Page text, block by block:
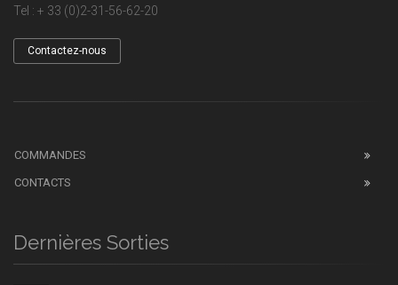
Tel : + 33 (0)2-31-56-62-20
Contactez-nous
COMMANDES
CONTACTS
Dernières Sorties